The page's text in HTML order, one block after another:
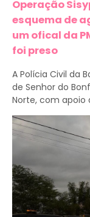
Operação
esquema de
um ofical da
foi preso
A Polícia Civil da
de Senhor do
Norte, com apoio